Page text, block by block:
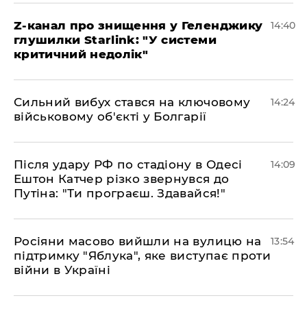
Z-канал про знищення у Геленджику
глушилки Starlink: "У системи
критичний недолік"
14:40
Сильний вибух стався на ключовому
військовому об'єкті у Болгарії
14:24
Після удару РФ по стадіону в Одесі
Ештон Катчер різко звернувся до
Путіна: "Ти програєш. Здавайся!"
14:09
Росіяни масово вийшли на вулицю на
підтримку "Яблука", яке виступає проти
війни в Україні
13:54